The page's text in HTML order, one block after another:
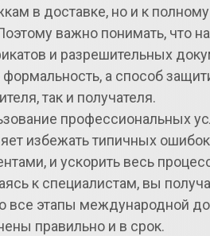
в доставке, но и к
важно понимать, что
и разрешительных
формальность, а способ
так и получателя.
профессиональных
избежать типичных
и ускорить весь
к специалистам, вы
все этапы международной
правильно и в срок.